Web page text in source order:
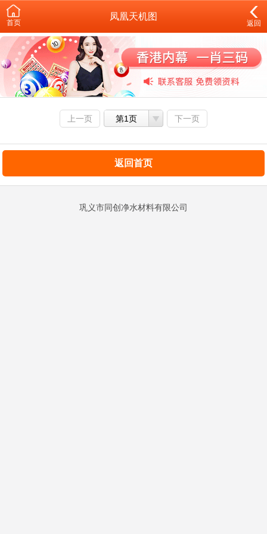
首页
凤凰天机图
返回
上一页 第1页 下一页
返回首页
巩义市同创净水材料有限公司